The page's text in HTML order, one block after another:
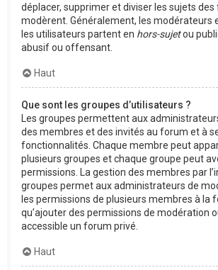
déplacer, supprimer et diviser les sujets des
modèrent. Généralement, les modérateurs
les utilisateurs partent en hors-sujetou
abusif ou offensant.
Haut
Que sont les groupes d’utilisateurs ?
Les groupes permettent aux
des membres et des invités au forum et à
fonctionnalités. Chaque membre peut
plusieurs groupes et chaque groupe peut
permissions. La gestion des membres par
groupes permet aux administrateurs de
les permissions de plusieurs membres à la
qu’ajouter des permissions de modération
accessible un forum privé.
Haut